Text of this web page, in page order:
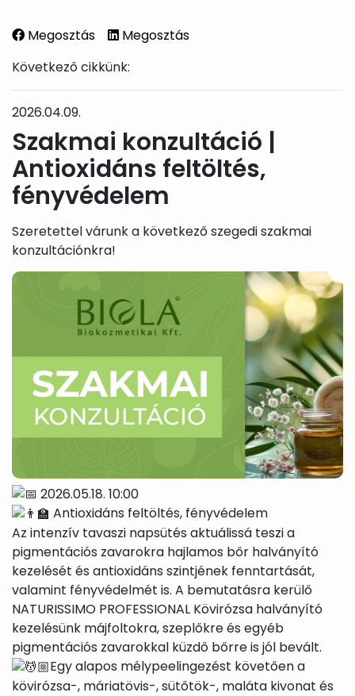
Megosztás
Megosztás
Következő cikkünk:
2026.04.09.
Szakmai konzultáció |
Antioxidáns feltöltés,
fényvédelem
Szeretettel várunk a következő szegedi szakmai
konzultációnkra!
2026.05.18. 10:00
Antioxidáns feltöltés, fényvédelem
Az intenzív tavaszi napsütés aktuálissá teszi a
pigmentációs zavarokra hajlamos bőr halványító
kezelését és antioxidáns szintjének fenntartását,
valamint fényvédelmét is. A bemutatásra kerülő
NATURISSIMO PROFESSIONAL Kövirózsa halványító
kezelésünk májfoltokra, szeplőkre és egyéb
pigmentációs zavarokkal küzdő bőrre is jól bevált.
Egy alapos mélypeelingezést követően a
kövirózsa-, máriatövis-, sütőtök-, maláta kivonat és